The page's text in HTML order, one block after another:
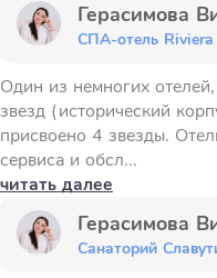
Герасимова
СПА-отель
Один из немногих
звезд (исторический
присвоено 4 звезды.
сервиса и обсл...
читать далее
Герасимова
Санаторий